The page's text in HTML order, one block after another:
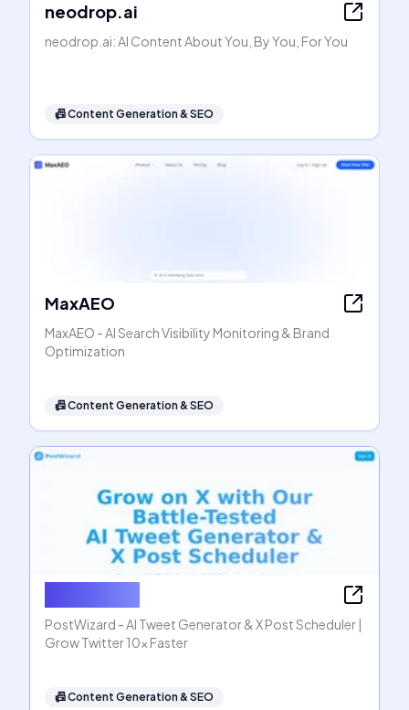
neodrop.ai
neodrop.ai: AI Content About You, By You, For You
📠Content Generation & SEO
MaxAEO
MaxAEO - AI Search Visibility Monitoring & Brand
Optimization
📠Content Generation & SEO
PostWizard - AI Tweet Generator & X Post Scheduler |
Grow Twitter 10x Faster
📠Content Generation & SEO